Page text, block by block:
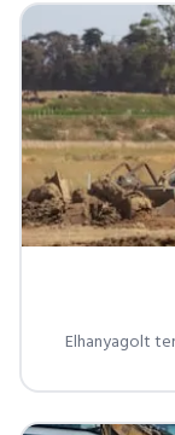
Elhanyagolt